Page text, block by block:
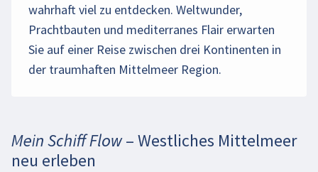
wahrhaft viel zu entdecken. Weltwunder,
Prachtbauten und mediterranes Flair erwarten
Sie auf einer Reise zwischen drei Kontinenten in
der traumhaften Mittelmeer Region.
Mein Schiff Flow – Westliches Mittelmeer
neu erleben